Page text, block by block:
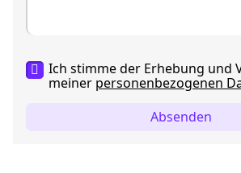
Ich stimme der Erhebung und
meiner personenbezogenen
Absenden